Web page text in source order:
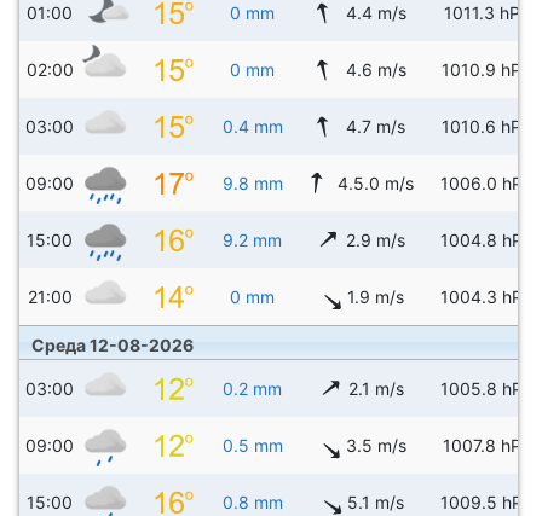
01:00 0 mm 4.4 m/s 1011.3 hPa
02:00 0 mm 4.6 m/s 1010.9 hPa
03:00 0.4 mm 4.7 m/s 1010.6 hPa
09:00 9.8 mm 4.5.0 m/s 1006.0 hPa
15:00 9.2 mm 2.9 m/s 1004.8 hPa
21:00 0 mm 1.9 m/s 1004.3 hPa
Среда 12-08-2026
03:00 0.2 mm 2.1 m/s 1005.8 hPa
09:00 0.5 mm 3.5 m/s 1007.8 hPa
15:00 0.8 mm 5.1 m/s 1009.5 hPa